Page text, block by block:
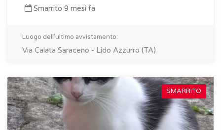
Smarrito 9 mesi fa
Luogo dell'ultimo avvistamento:
Via Calata Saraceno - Lido Azzurro (TA)
SMARRITO